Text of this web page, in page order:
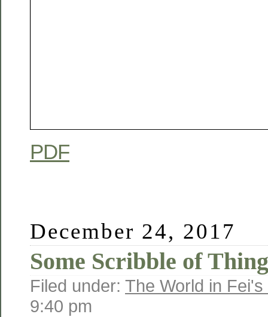
PDF
December 24, 2017
Some Scribble of
Filed under: The World in
9:40 pm